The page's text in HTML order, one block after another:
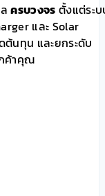
ลครบวงจร ตั้งแต่ระบ
และ Solar
ต้นทุน และยกระดับ
ค้าคุณ